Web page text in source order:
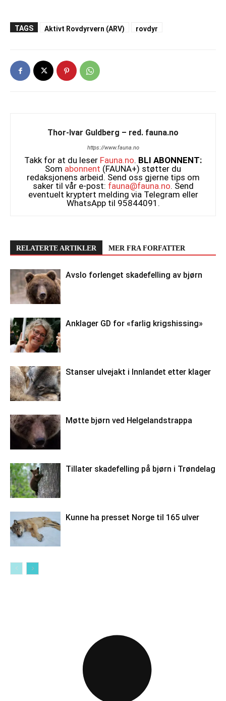
TAGS Aktivt Rovdyrvern (ARV) rovdyr
Thor-Ivar Guldberg – red. fauna.no
https://www.fauna.no
Takk for at du leser Fauna.no. BLI ABONNENT:
Som abonnent (FAUNA+) støtter du
redaksjonens arbeid. Send oss gjerne tips om
saker til vår e-post: fauna@fauna.no. Send
eventuelt kryptert melding via Telegram eller
WhatsApp til 95844091.
RELATERTE ARTIKLER MER FRA FORFATTER
Avslo forlenget skadefelling av bjørn
Anklager GD for «farlig krigshissing»
Stanser ulvejakt i Innlandet etter klager
Møtte bjørn ved Helgelandstrappa
Tillater skadefelling på bjørn i Trøndelag
Kunne ha presset Norge til 165 ulver